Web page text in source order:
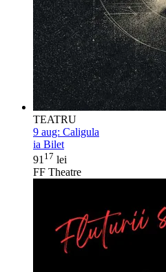
TEATRU
9 aug: Caligula
ia Bilet
91 17 lei
FF Theatre